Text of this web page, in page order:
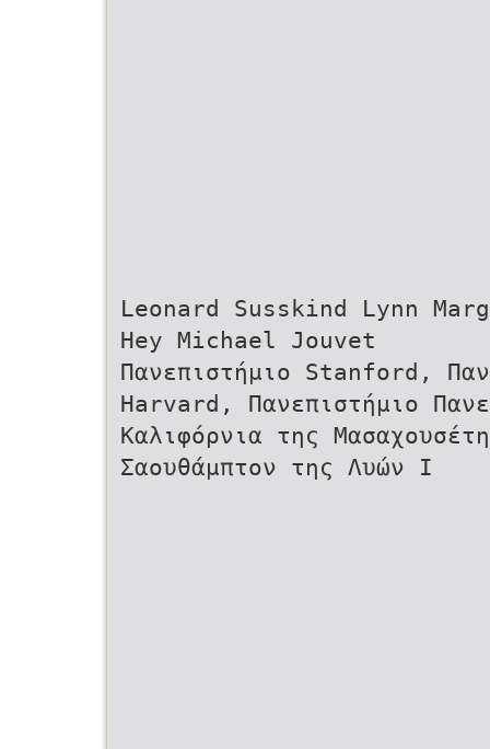
Leonard Susskind Lynn
Hey Michael Jouvet
Πανεπιστήμιο Stanford,
Harvard, Πανεπιστήμιο
Καλιφόρνια της
Σαουθάμπτον της Λυών Ι